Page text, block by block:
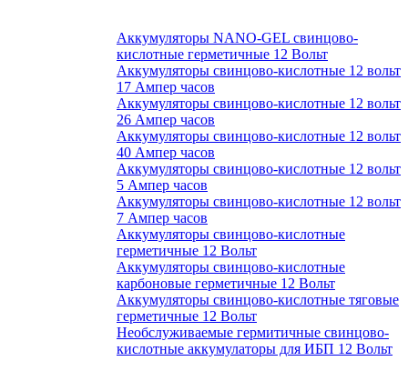
Аккумуляторы NANO-GEL свинцово-
кислотные герметичные 12 Вольт
Аккумуляторы свинцово-кислотные 12 вольт
17 Ампер часов
Аккумуляторы свинцово-кислотные 12 вольт
26 Ампер часов
Аккумуляторы свинцово-кислотные 12 вольт
40 Ампер часов
Аккумуляторы свинцово-кислотные 12 вольт
5 Ампер часов
Аккумуляторы свинцово-кислотные 12 вольт
7 Ампер часов
Аккумуляторы свинцово-кислотные
герметичные 12 Вольт
Аккумуляторы свинцово-кислотные
карбоновые герметичные 12 Вольт
Аккумуляторы свинцово-кислотные тяговые
герметичные 12 Вольт
Необслуживаемые гермитичные свинцово-
кислотные аккумулаторы для ИБП 12 Вольт